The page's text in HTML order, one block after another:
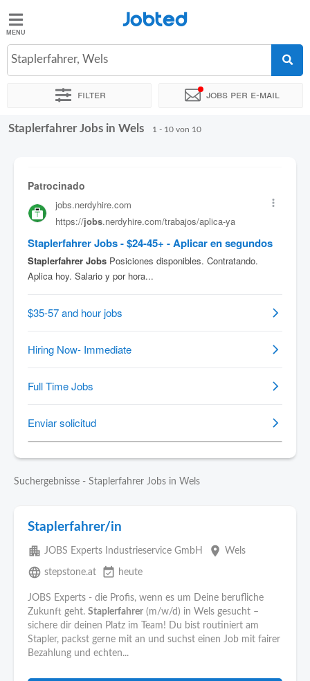
Jobted
Jobs
Jobted
Staplerfahrer, Wels
Filter Jobs per e-mail
Sortieren nach Genauer Standort Personaldienstleister
Staplerfahrer Jobs in Wels 1 - 10 von 10
Suchergebnisse - Staplerfahrer Jobs in Wels
Staplerfahrer/in
apartment JOBS Experts Industrieservice GmbH place Wels
language stepstone.at event_available heute
JOBS Experts - die Profis, wenn es um Deine berufliche
Zukunft geht. Staplerfahrer (m/w/d) in Wels gesucht –
sichere dir deinen Platz im Team! Du bist routiniert am
Stapler, packst gerne mit an und suchst einen Job mit fairer
Bezahlung und echten...